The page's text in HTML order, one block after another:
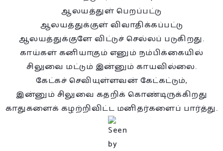
ஆலயத்துள் பெறப்பட்டு
ஆலயத்துக்குள் விவாதிக்கப்பட்டு
ஆலயத்துக்குளே விட்டுச் செல்லப் படுகிறது.
காய்கள் கனியாகும் எனும் நம்பிக்கையில்
சிலுவை மட்டும் இன்னும் காயவில்லை.
கேட்கச் செவியுள்ளவன் கேட்கட்டும்,
இன்னும் சிலுவை கதறிக் கொண்டிருக்கிறது
காதுகளைக் கழற்றிவிட்ட மனிதர்களைப் பார்த்து.